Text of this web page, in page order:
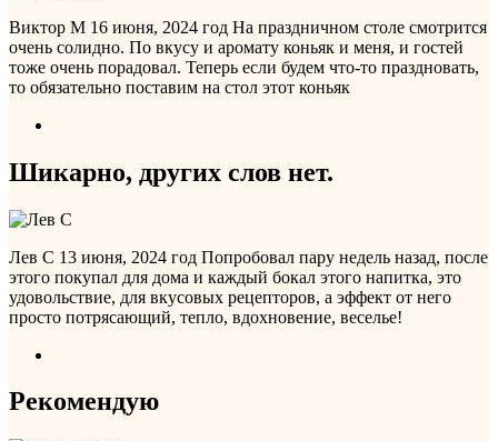
Виктор М 16 июня, 2024 год На праздничном столе смотрится
очень солидно. По вкусу и аромату коньяк и меня, и гостей
тоже очень порадовал. Теперь если будем что-то праздновать,
то обязательно поставим на стол этот коньяк
Шикарно, других слов нет.
Лев С 13 июня, 2024 год Попробовал пару недель назад, после
этого покупал для дома и каждый бокал этого напитка, это
удовольствие, для вкусовых рецепторов, а эффект от него
просто потрясающий, тепло, вдохновение, веселье!
Рекомендую